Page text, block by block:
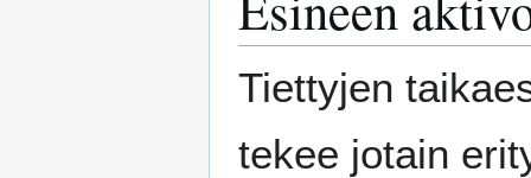
Tiettyjen
tekee jotain